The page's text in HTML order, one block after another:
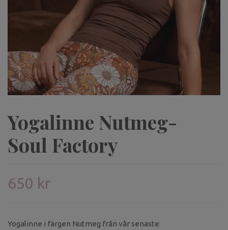
Yogalinne Nutmeg-
Soul Factory
650 kr
Yogalinne i färgen Nutmeg från vår senaste